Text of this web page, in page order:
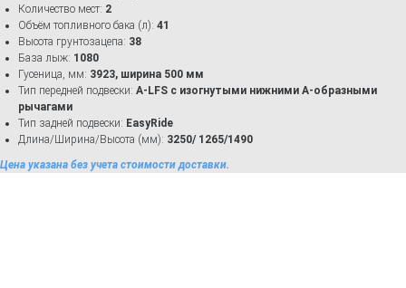
Количество мест: 2
Объём топливного бака (л): 41
Высота грунтозацепа: 38
База лыж: 1080
Гусеница, мм: 3923, ширина 500 мм
Тип передней подвески: A-LFS с изогнутыми нижними А-образными
рычагами
Тип задней подвески: EasyRide
Длина/Ширина/Высота (мм): 3250/ 1265/1490
Цена указана без учета стоимости доставки.